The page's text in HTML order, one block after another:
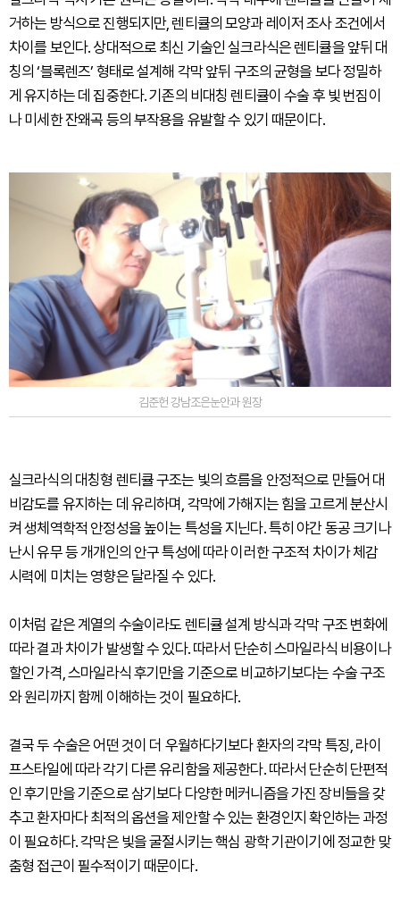
거하는 방식으로 진행되지만, 렌티큘의 모양과 레이저 조사 조건에서
차이를 보인다. 상대적으로 최신 기술인 실크라식은 렌티큘을 앞뒤 대
칭의 ‘블록렌즈’ 형태로 설계해 각막 앞뒤 구조의 균형을 보다 정밀하
게 유지하는 데 집중한다. 기존의 비대칭 렌티큘이 수술 후 빛 번짐이
나 미세한 잔왜곡 등의 부작용을 유발할 수 있기 때문이다.
김준헌 강남조은눈안과 원장
실크라식의 대칭형 렌티큘 구조는 빛의 흐름을 안정적으로 만들어 대
비감도를 유지하는 데 유리하며, 각막에 가해지는 힘을 고르게 분산시
켜 생체역학적 안정성을 높이는 특성을 지닌다. 특히 야간 동공 크기나
난시 유무 등 개개인의 안구 특성에 따라 이러한 구조적 차이가 체감
시력에 미치는 영향은 달라질 수 있다.
이처럼 같은 계열의 수술이라도 렌티큘 설계 방식과 각막 구조 변화에
따라 결과 차이가 발생할 수 있다. 따라서 단순히 스마일라식 비용이나
할인 가격, 스마일라식 후기만을 기준으로 비교하기보다는 수술 구조
와 원리까지 함께 이해하는 것이 필요하다.
결국 두 수술은 어떤 것이 더 우월하다기보다 환자의 각막 특징, 라이
프스타일에 따라 각기 다른 유리함을 제공한다. 따라서 단순히 단편적
인 후기만을 기준으로 삼기보다 다양한 메커니즘을 가진 장비들을 갖
추고 환자마다 최적의 옵션을 제안할 수 있는 환경인지 확인하는 과정
이 필요하다. 각막은 빛을 굴절시키는 핵심 광학 기관이기에 정교한 맞
춤형 접근이 필수적이기 때문이다.